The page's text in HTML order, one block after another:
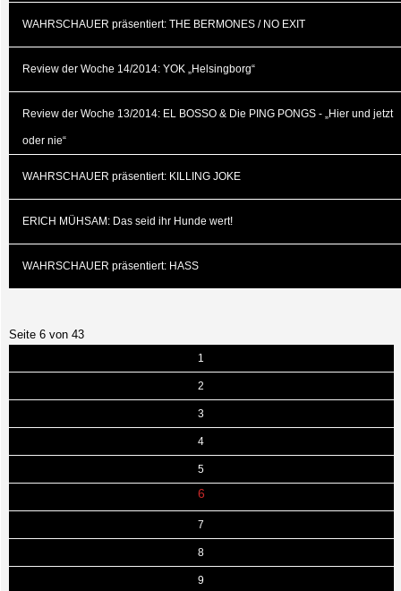
WAHRSCHAUER präsentiert: THE BERMONES / NO EXIT
Review der Woche 14/2014: YOK „Helsingborg“
Review der Woche 13/2014: EL BOSSO & Die PING PONGS - „Hier und jetzt
oder nie“
WAHRSCHAUER präsentiert: KILLING JOKE
ERICH MÜHSAM: Das seid ihr Hunde wert!
WAHRSCHAUER präsentiert: HASS
Seite 6 von 43
1
2
3
4
5
6
7
8
9